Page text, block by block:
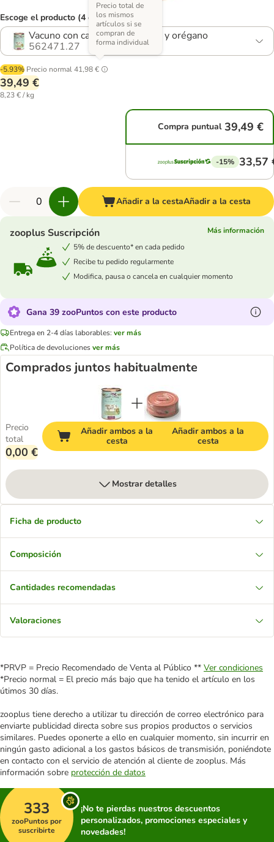
Escoge el producto (4 opciones)
Vacuno con calabacín, calabaza y orégano
562471.27
-5.93% Precio normal41,98 €
Precio total de
los mismos
artículos si se
compran de
forma individual
39,49 €
8,23 € / kg
Compra puntual 39,49 €
-15% 33,57
Añadir a la cestaAñadir a la cesta
zooplus Suscripción
Más información
5% de descuento* en cada pedido
Recibe tu pedido regularmente
Modifica, pausa o cancela en cualquier momento
Gana 39 zooPuntos con este producto
Entrega en 2-4 días laborables: ver más
Política de devolucionesver más
Comprados juntos habitualmente
Precio
total
0,00 €
Añadir ambos a la
cesta
Añadir ambos a la
cesta
Mostrar detalles
Ficha de producto
Composición
Cantidades recomendadas
Valoraciones
*PRVP = Precio Recomendado de Venta al Público ** Ver condiciones
*Precio normal = El precio más bajo que ha tenido el artículo en los
útimos 30 días.
zooplus tiene derecho a utilizar tu dirección de correo electrónico para
enviarte publicidad directa sobre sus propios productos o servicios
similares. Puedes oponerte a ello en cualquier momento, sin incurrir en
ningún gasto adicional a los gastos básicos de transmisión, poniéndote
en contacto con el servicio de atención al cliente de zooplus. Más
información sobre protección de datos
333
zooPuntos por
suscribirte
¡No te pierdas nuestros descuentos
personalizados, promociones especiales y
novedades!